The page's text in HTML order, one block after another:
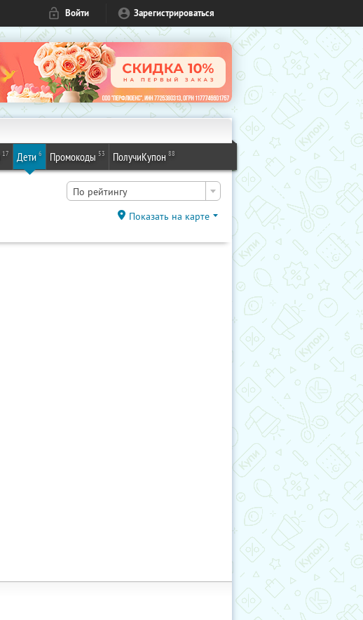
Войти Зарегистрироваться
17 Дети 6 Промокоды 53 ПолучиКупон 88
По рейтингу
Показать на карте